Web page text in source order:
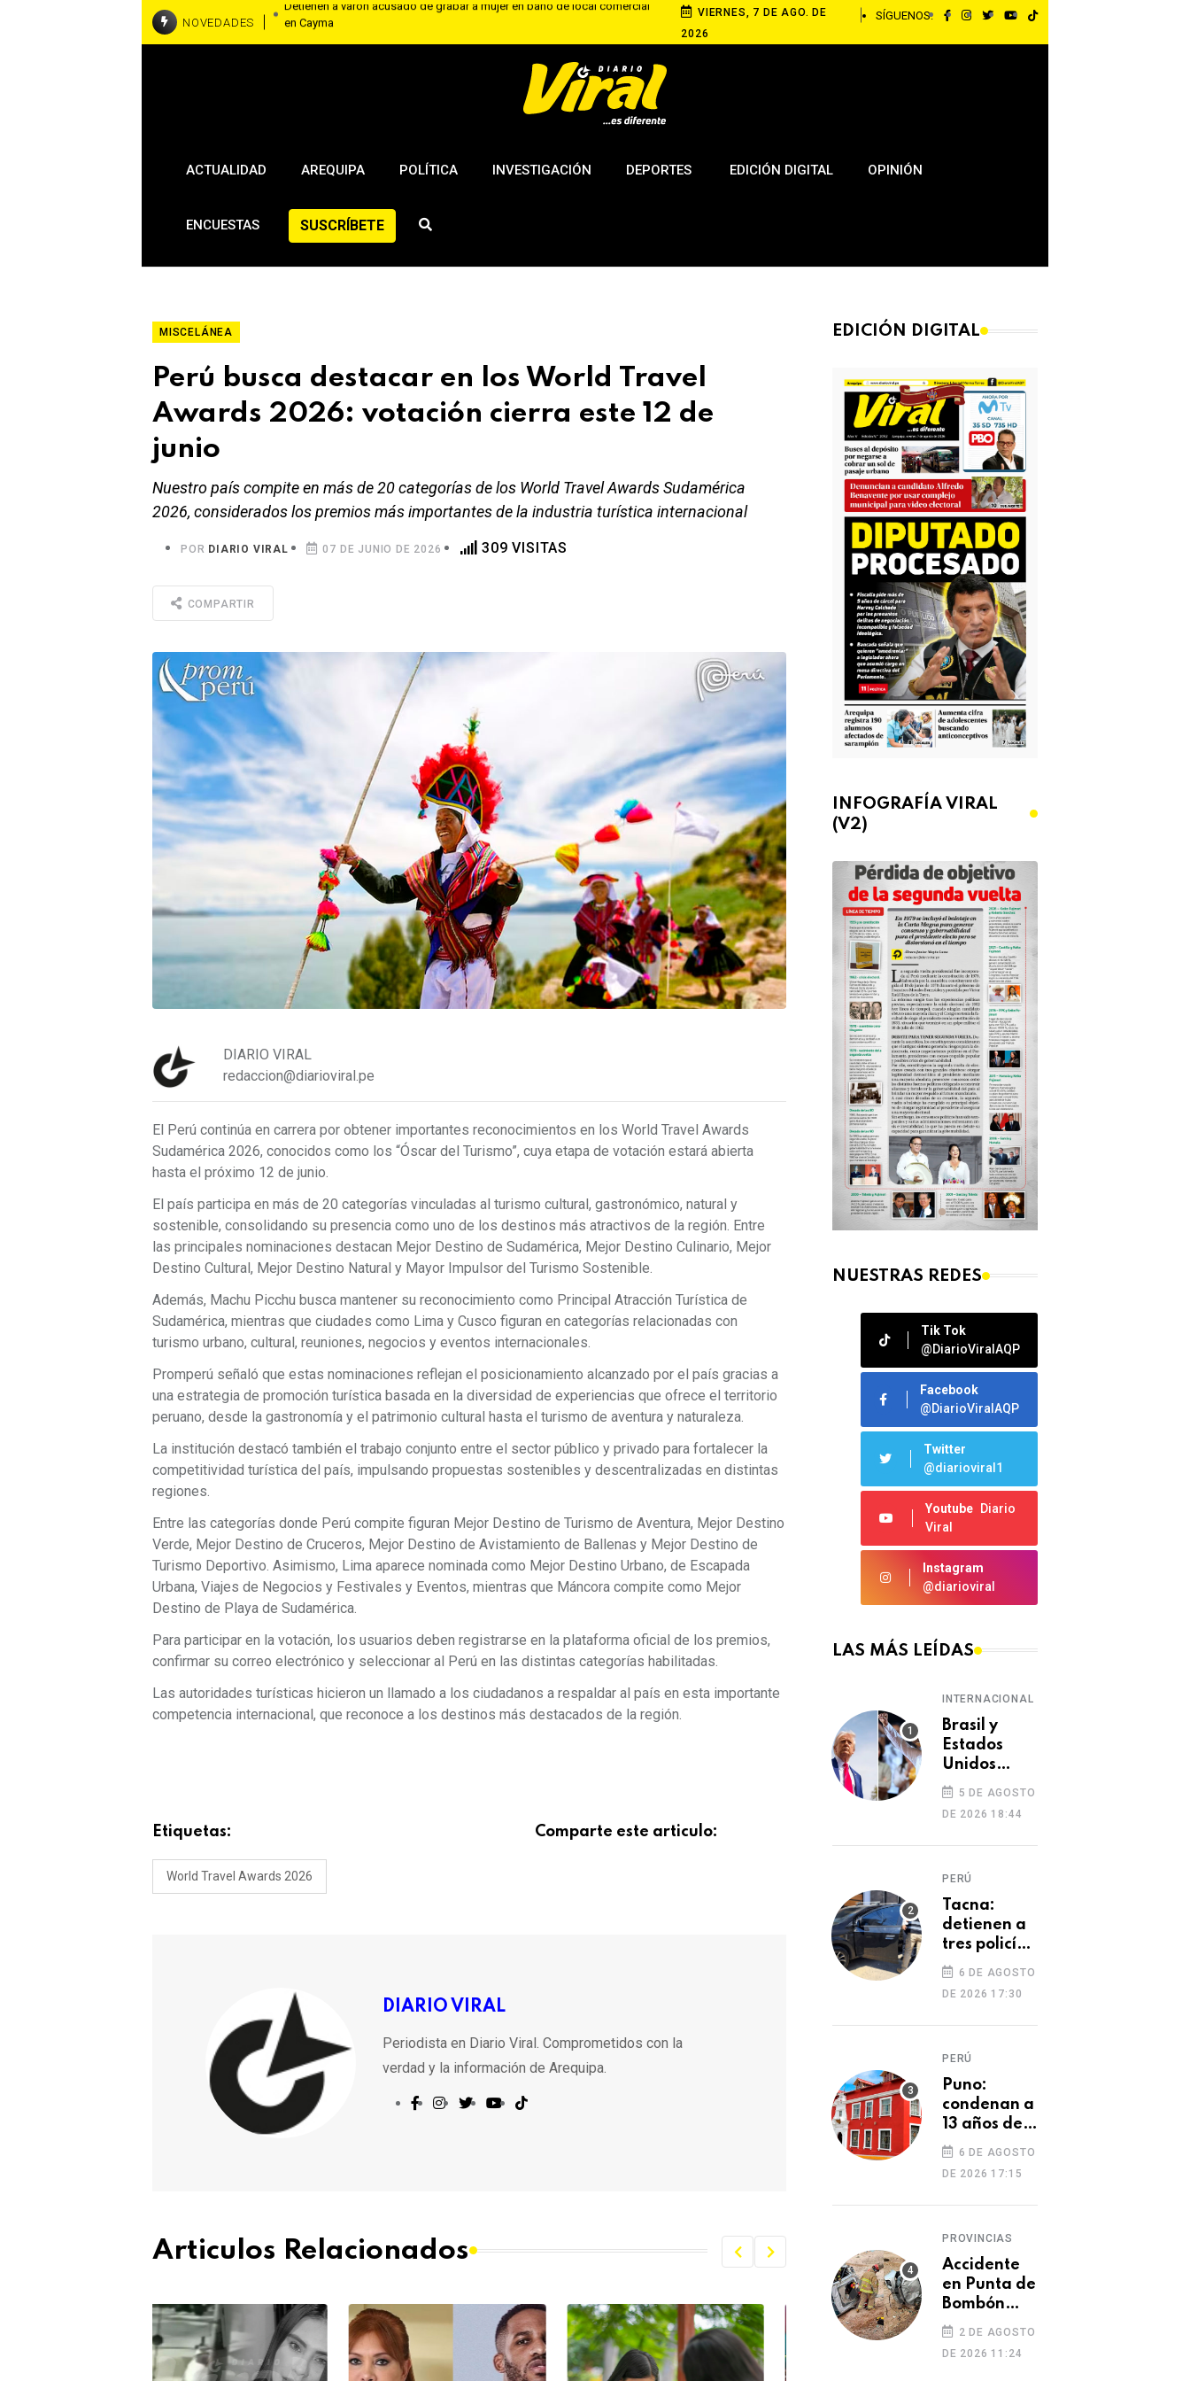
NOVEDADES Cae presunta banda dedicada al microtráfico en Arequipa
Sheinbaum celebra salida de Betssy Chávez y anuncia el restablecimiento
VIERNES, 7 DE AGO. DE
2026
SÍGUENOS:
ACTUALIDAD AREQUIPA POLÍTICA INVESTIGACIÓN DEPORTES EDICIÓN DIGITAL OPINIÓN
ENCUESTAS SUSCRÍBETE
MISCELÁNEA
Perú busca destacar en los World Travel
Awards 2026: votación cierra este 12 de
junio
Nuestro país compite en más de 20 categorías de los World Travel Awards Sudamérica
2026, considerados los premios más importantes de la industria turística internacional
POR DIARIO VIRAL 07 DE JUNIO DE 2026 309 VISITAS
COMPARTIR
DIARIO VIRAL
redaccion@diarioviral.pe
El Perú continúa en carrera por obtener importantes reconocimientos en los World Travel Awards
Sudamérica 2026, conocidos como los “Óscar del Turismo”, cuya etapa de votación estará abierta
hasta el próximo 12 de junio.
El país participa en más de 20 categorías vinculadas al turismo cultural, gastronómico, natural y
sostenible, consolidando su presencia como uno de los destinos más atractivos de la región. Entre
las principales nominaciones destacan Mejor Destino de Sudamérica, Mejor Destino Culinario, Mejor
Destino Cultural, Mejor Destino Natural y Mayor Impulsor del Turismo Sostenible.
Además, Machu Picchu busca mantener su reconocimiento como Principal Atracción Turística de
Sudamérica, mientras que ciudades como Lima y Cusco figuran en categorías relacionadas con
turismo urbano, cultural, reuniones, negocios y eventos internacionales.
Promperú señaló que estas nominaciones reflejan el posicionamiento alcanzado por el país gracias a
una estrategia de promoción turística basada en la diversidad de experiencias que ofrece el territorio
peruano, desde la gastronomía y el patrimonio cultural hasta el turismo de aventura y naturaleza.
La institución destacó también el trabajo conjunto entre el sector público y privado para fortalecer la
competitividad turística del país, impulsando propuestas sostenibles y descentralizadas en distintas
regiones.
Entre las categorías donde Perú compite figuran Mejor Destino de Turismo de Aventura, Mejor Destino
Verde, Mejor Destino de Cruceros, Mejor Destino de Avistamiento de Ballenas y Mejor Destino de
Turismo Deportivo. Asimismo, Lima aparece nominada como Mejor Destino Urbano, de Escapada
Urbana, Viajes de Negocios y Festivales y Eventos, mientras que Máncora compite como Mejor
Destino de Playa de Sudamérica.
Para participar en la votación, los usuarios deben registrarse en la plataforma oficial de los premios,
confirmar su correo electrónico y seleccionar al Perú en las distintas categorías habilitadas.
Las autoridades turísticas hicieron un llamado a los ciudadanos a respaldar al país en esta importante
competencia internacional, que reconoce a los destinos más destacados de la región.
Etiquetas:
World Travel Awards 2026
Comparte este articulo:
DIARIO VIRAL
Periodista en Diario Viral. Comprometidos con la
verdad y la información de Arequipa.
Articulos Relacionados
EDICIÓN DIGITAL
INFOGRAFÍA VIRAL
(V2)
NUESTRAS REDES
Tik Tok
@DiarioViralAQP
Facebook
@DiarioViralAQP
Twitter
@diarioviral1
Youtube
Diario
Viral
Instagram
@diarioviral
LAS MÁS LEÍDAS
INTERNACIONAL
Brasil y
Estados
Unidos
elevan
tensión
diplomática
tras retiro
embajadora
en
Washington
5 DE AGOSTO
DE 2026 18:44
PERÚ
Tacna:
detienen a
tres policías
investigados
por presunto
cambio de
cocaína por
cobros
ilegales
6 DE AGOSTO
DE 2026 17:30
PERÚ
Puno:
condenan a
13 años de
prisión a
hombre por
tentativa
de
6 DE AGOSTO
DE 2026 17:15
PROVINCIAS
Accidente
en Punta de
Bombón
deja un
muerto y
dos heridos
2 DE AGOSTO
DE 2026 11:24